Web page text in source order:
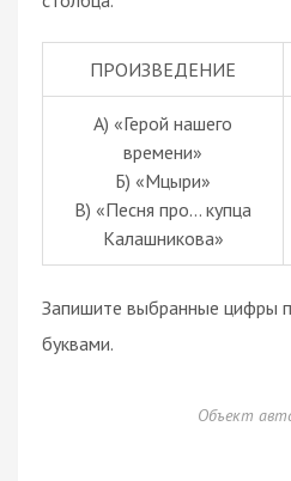
ПРОИЗВЕДЕНИЕ
А) «Герой нашего
времени»
Б) «Мцыри»
В) «Песня про… купца
Калашникова»
Запишите выбранные цифры
буквами.
Объект